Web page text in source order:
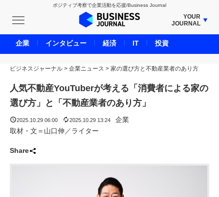
ポジティブ考察で企業活動を応援/Business Journal
YOUR
JOURNAL
BUSINESS JOURNAL
UNICORN JOURNAL
CARBON CREDITS JOURNAL
IVS JOURNAL
ENERGY MANAGEMENT JOURNAL
LIFE ENDING JOURNAL
BPaaS JOURNAL
ビジネスジャーナル > 企業ニュース > 家の選び方と不動産業者のあり方
人気不動産YouTuberが考える「消費者による家の
選び方」と「不動産業者のあり方」
2025.10.29 06:00 2025.10.29 13:24
企業
取材・文＝山口伸／ライター
Share
企業 インタビュー 経済 IT 投資